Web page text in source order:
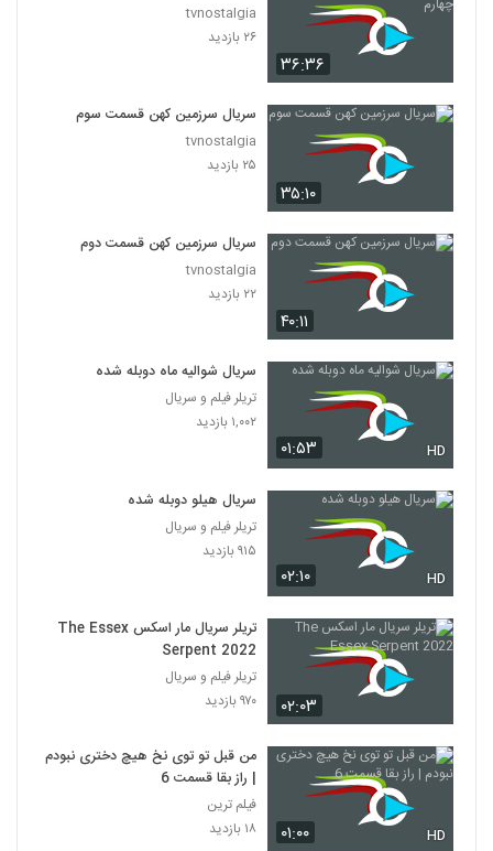
۳۶:۳۶
tvnostalgia
۲۶ بازدید
۳۵:۱۰
سریال سرزمین کهن قسمت سوم
tvnostalgia
۲۵ بازدید
۴۰:۱۱
سریال سرزمین کهن قسمت دوم
tvnostalgia
۲۲ بازدید
۰۱:۵۳ HD
سریال شوالیه ماه دوبله شده
تریلر فیلم و سریال
۱,۰۰۲ بازدید
۰۲:۱۰ HD
سریال هیلو دوبله شده
تریلر فیلم و سریال
۹۱۵ بازدید
۰۲:۰۳
تریلر سریال مار اسکس The Essex
Serpent 2022
تریلر فیلم و سریال
۹۷۰ بازدید
۰۱:۰۰ HD
من قبل تو توی نخ هیچ دختری نبودم
| راز بقا قسمت 6
فیلم ترین
۱۸ بازدید